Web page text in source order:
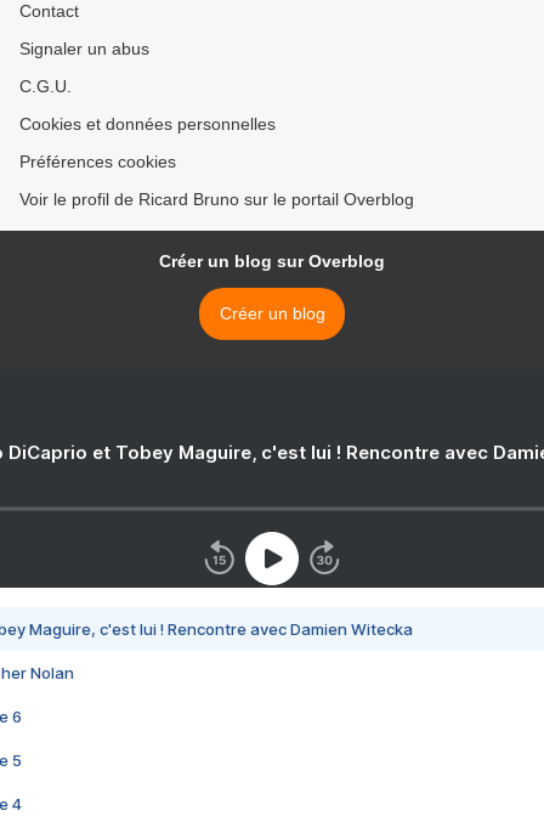
Contact
Signaler un abus
C.G.U.
Cookies et données personnelles
Préférences cookies
Voir le profil de Ricard Bruno sur le portail Overblog
Créer un blog sur Overblog
Créer un blog
DiCaprio et Tobey Maguire, c'est lui ! Rencontre avec
Maguire, c'est lui ! Rencontre avec Damien Witecka
Nolan
6
5
4